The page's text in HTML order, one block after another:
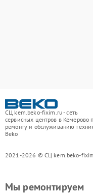
СЦ kem.beko-fixim.ru - сеть
сервисных центров в Кемерово
ремонту и обслуживанию
Beko
2021-2026 © СЦ kem.beko-
Мы ремонтируем